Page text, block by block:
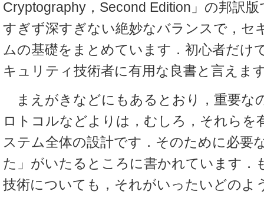
Cryptography，Second Edition」の邦訳
すぎず深すぎない絶妙なバランスで，セ
ムの基礎をまとめています．初心者だけ
キュリティ技術者に有用な良書と言えま
まえがきなどにもあるとおり，重要な
ロトコルなどよりは，むしろ，それらを
ステム全体の設計です．そのために必要
た」がいたるところに書かれています．
技術についても，それがいったいどのよ